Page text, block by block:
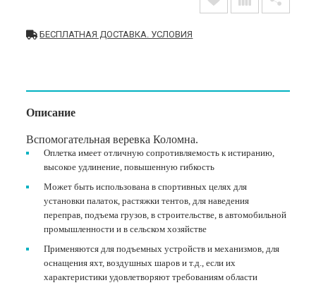
БЕСПЛАТНАЯ ДОСТАВКА. УСЛОВИЯ
Описание
Вспомогательная веревка Коломна.
Оплетка имеет отличную сопротивляемость к истиранию,
высокое удлинение, повышенную гибкость
Может быть использована в спортивных целях для
установки палаток, растяжки тентов, для наведения
переправ, подъема грузов, в строительстве, в автомобильной
промышленности и в сельском хозяйстве
Применяются для подъемных устройств и механизмов, для
оснащения яхт, воздушных шаров и т.д., если их
характеристики удовлетворяют требованиям области